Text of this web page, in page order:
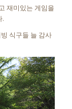
재미있는 게임을
.
식구들 늘 감사